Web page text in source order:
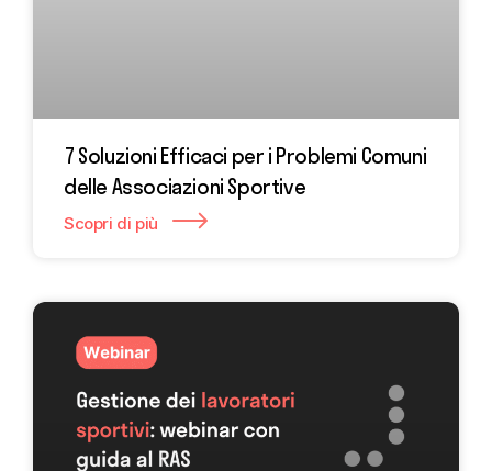
7 Soluzioni Efficaci per i Problemi Comuni
delle Associazioni Sportive
Scopri di più